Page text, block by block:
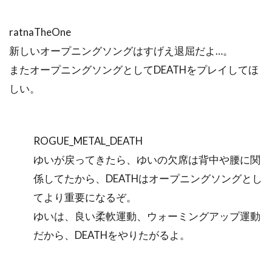
ratnaTheOne
新しいオープニングソングはすげえ退屈だよ…。
またオープニングソングとしてDEATHをプレイしてほ
しい。
ROGUE_METAL_DEATH
ゆいが戻ってきたら、ゆいの欠席は背中や腰に関
係してたから、DEATHはオープニングソングとし
てより重要になるぞ。
ゆいは、良い柔軟運動、ウォーミングアップ運動
だから、DEATHをやりたがるよ。